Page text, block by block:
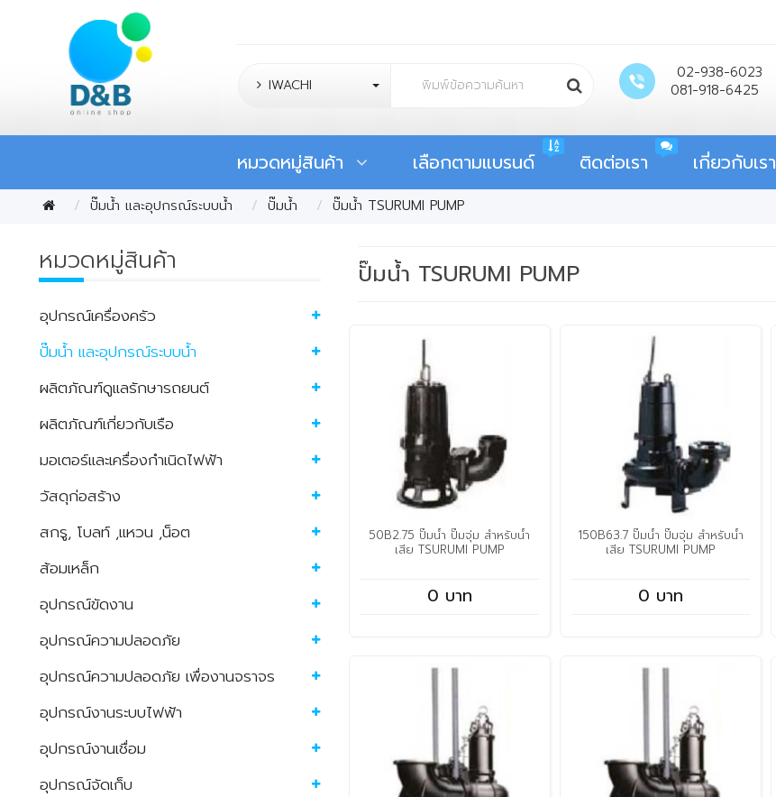
IWACHI
02-938-6023
081-918-6425
หมวดหมู่สินค้า เลือกตามแบรนด์ ติดต่อเรา เกี่ยวกับเรา
ปั๊มน้ำ และอุปกรณ์ระบบน้ำ ปั๊มน้ำ ปั๊มน้ำ TSURUMI PUMP
หมวดหมู่สินค้า
อุปกรณ์เครื่องครัว
ปั๊มน้ำ และอุปกรณ์ระบบน้ำ
ผลิตภัณฑ์ดูแลรักษารถยนต์
ผลิตภัณฑ์เกี่ยวกับเรือ
มอเตอร์และเครื่องกำเนิดไฟฟ้า
วัสดุก่อสร้าง
สกรู, โบลท์ ,แหวน ,น็อต
ส้อมเหล็ก
อุปกรณ์ขัดงาน
อุปกรณ์ความปลอดภัย
อุปกรณ์ความปลอดภัย เพื่องานจราจร
อุปกรณ์งานระบบไฟฟ้า
อุปกรณ์งานเชื่อม
อุปกรณ์จัดเก็บ
ปั๊มน้ำ TSURUMI PUMP
50B2.75 ปั๊มน้ำ ปั๊มจุ่ม สำหรับน้ำ
เสีย TSURUMI PUMP
0 บาท
150B63.7 ปั๊มน้ำ ปั๊มจุ่ม สำหรับน้ำ
เสีย TSURUMI PUMP
0 บาท